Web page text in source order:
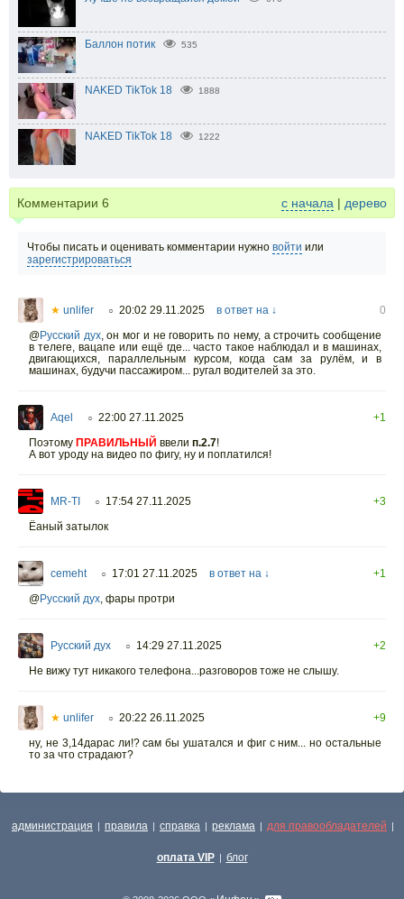
Баллон потик 535
NAKED TikTok 18 1888
NAKED TikTok 18 1222
Комментарии 6 с начала | дерево
Чтобы писать и оценивать комментарии нужно войти или
зарегистрироваться
★ unlifer ○ 20:02 29.11.2025 в ответ на ↓
0
@Русский дух,он мог и не говорить по нему, а строчить сообщение
в телеге, вацапе или ещё где... часто такое наблюдал и в машинах,
двигающихся, параллельным курсом, когда сам за рулём, и в
машинах, будучи пассажиром... ругал водителей за это.
Aqel ○ 22:00 27.11.2025
+1
Поэтому ПРАВИЛЬНЫЙ ввели п.2.7!
А вот уроду на видео по фигу, ну и поплатился!
MR-TI ○ 17:54 27.11.2025
+3
Ёаный затылок
cemeht ○ 17:01 27.11.2025 в ответ на ↓
+1
@Русский дух, фары протри
Русский дух ○ 14:29 27.11.2025
+2
Не вижу тут никакого телефона...разговоров тоже не слышу.
★ unlifer ○ 20:22 26.11.2025
+9
ну, не 3,14дарас ли!? сам бы ушатался и фиг с ним... но остальные
то за что страдают?
администрация | правила | справка | реклама | для правообладателей |
оплата VIP | блог